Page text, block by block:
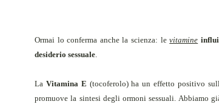
Ormai lo conferma anche la scienza: levitamine
desiderio sessuale.
La Vitamina E (tocoferolo) ha un effetto positivo
promuove la sintesi degli ormoni sessuali. Abbiamo